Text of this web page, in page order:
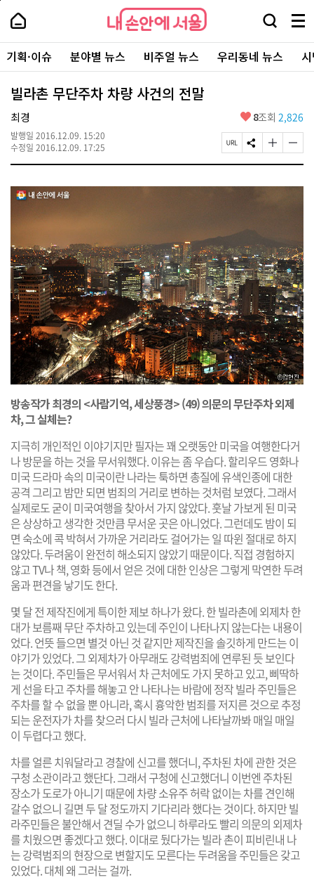
본
로
가
기
내
손
안
에
서
울
-
서
울
시
대
표
소
포
털
내
손
에
서
울
검
창
열
기
메
뉴
전
체
보
주
요
서
기획·이슈 분야별 뉴스 비주얼 뉴스 우리동네 뉴스
빌라촌 무단주차 차량 사건의 전말
최경
발행일 2016.12.09. 15:20
수정일 2016.12.09. 17:25
좋
요
8조회 2,826
페
이
U
사
S
N
공
글
자
기
하
기
글
자
기
하
기
방송작가 최경의 <사람기억, 세상풍경> (49) 의문의 무단주차 외제
차, 그 실체는?
지극히 개인적인 이야기지만 필자는 꽤 오랫동안 미국을 여행한다거
나 방문을 하는 것을 무서워했다. 이유는 좀 우습다. 할리우드 영화나
미국 드라마 속의 미국이란 나라는 툭하면 총질에 유색인종에 대한
공격 그리고 밤만 되면 범죄의 거리로 변하는 것처럼 보였다. 그래서
실제로도 굳이 미국여행을 찾아서 가지 않았다. 훗날 가보게 된 미국
은 상상하고 생각한 것만큼 무서운 곳은 아니었다. 그런데도 밤이 되
면 숙소에 콕 박혀서 가까운 거리라도 걸어가는 일 따윈 절대로 하지
않았다. 두려움이 완전히 해소되지 않았기 때문이다. 직접 경험하지
않고 TV나 책, 영화 등에서 얻은 것에 대한 인상은 그렇게 막연한 두려
움과 편견을 낳기도 한다.
몇 달 전 제작진에게 특이한 제보 하나가 왔다. 한 빌라촌에 외제차 한
대가 보름째 무단 주차하고 있는데 주인이 나타나지 않는다는 내용이
었다. 언뜻 들으면 별것 아닌 것 같지만 제작진을 솔깃하게 만드는 이
야기가 있었다. 그 외제차가 아무래도 강력범죄에 연루된 듯 보인다
는 것이다. 주민들은 무서워서 차 근처에도 가지 못하고 있고, 삐딱하
게 선을 타고 주차를 해놓고 안 나타나는 바람에 정작 빌라 주민들은
주차를 할 수 없을 뿐 아니라, 혹시 흉악한 범죄를 저지른 것으로 추정
되는 운전자가 차를 찾으러 다시 빌라 근처에 나타날까봐 매일 매일
이 두렵다고 했다.
차를 얼른 치워달라고 경찰에 신고를 했더니, 주차된 차에 관한 것은
구청 소관이라고 했단다. 그래서 구청에 신고했더니 이번엔 주차된
장소가 도로가 아니기 때문에 차량 소유주 허락 없이는 차를 견인해
갈수 없으니 길면 두 달 정도까지 기다리라 했다는 것이다. 하지만 빌
라주민들은 불안해서 견딜 수가 없으니 하루라도 빨리 의문의 외제차
를 치웠으면 좋겠다고 했다. 이대로 뒀다가는 빌라 촌이 피비린내 나
는 강력범죄의 현장으로 변할지도 모른다는 두려움을 주민들은 갖고
있었다. 대체 왜 그러는 걸까.
페
상
단
으
로